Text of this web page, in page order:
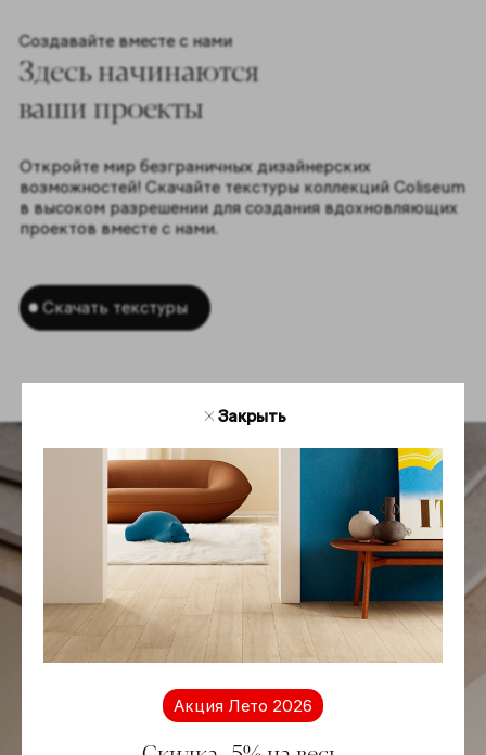
Создавайте вместе с нами
Здесь начинаются
ваши проекты
Откройте мир безграничных дизайнерских
возможностей! Скачайте текстуры коллекций Coliseum
в высоком разрешении для создания вдохновляющих
проектов вместе с нами.
Скачать текстуры
Закрыть
Акция Лето 2026